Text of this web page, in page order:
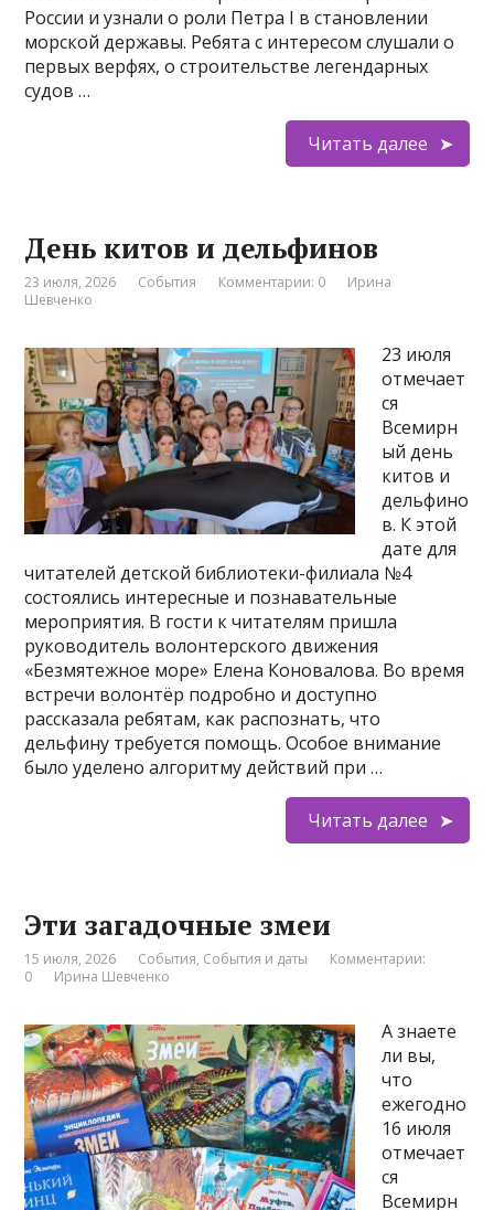
России и узнали о роли Петра I в становлении
морской державы. Ребята с интересом слушали о
первых верфях, о строительстве легендарных
судов …
Читать далее
День китов и дельфинов
23 июля, 2026 События Комментарии: 0
Ирина
Шевченко
23 июля
отмечает
ся
Всемирн
ый день
китов и
дельфино
в. К этой
дате для
читателей детской библиотеки-филиала №4
состоялись интересные и познавательные
мероприятия. В гости к читателям пришла
руководитель волонтерского движения
«Безмятежное море» Елена Коновалова. Во время
встречи волонтёр подробно и доступно
рассказала ребятам, как распознать, что
дельфину требуется помощь. Особое внимание
было уделено алгоритму действий при …
Читать далее
Эти загадочные змеи
15 июля, 2026 События, События и даты
Комментарии:
0
Ирина Шевченко
А знаете
ли вы,
что
ежегодно
16 июля
отмечает
ся
Всемирн